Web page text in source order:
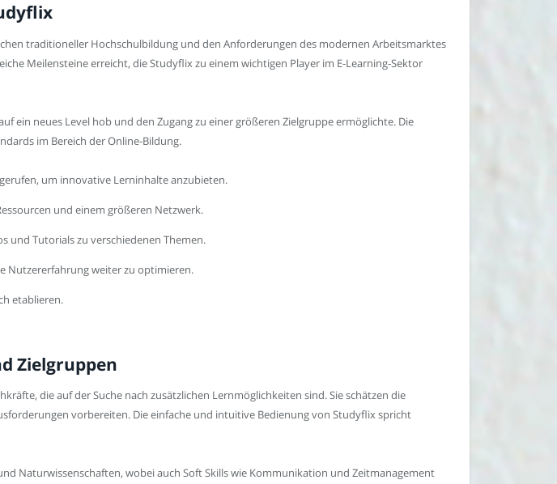
traditioneller Hochschulbildung und den Anforderungen des modernen Arbeitsmarktes
Meilensteine erreicht, die Studyflix zu einem wichtigen Player im E-Learning-Sektor
ein neues Level hob und den Zugang zu einer größeren Zielgruppe ermöglichte. Die
im Bereich der Online-Bildung.
um innovative Lerninhalte anzubieten.
und einem größeren Netzwerk.
und Tutorials zu verschiedenen Themen.
Nutzererfahrung weiter zu optimieren.
etablieren.
Zielgruppen
die auf der Suche nach zusätzlichen Lernmöglichkeiten sind. Sie schätzen die
vorbereiten. Die einfache und intuitive Bedienung von Studyflix spricht
Naturwissenschaften, wobei auch Soft Skills wie Kommunikation und Zeitmanagement